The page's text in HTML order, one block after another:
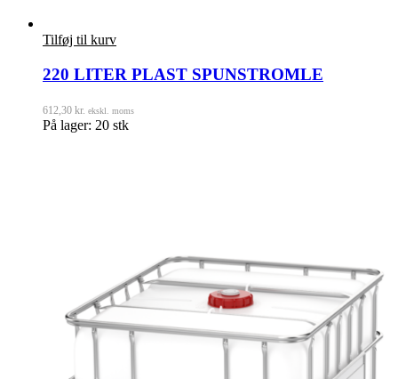
Tilføj til kurv
220 LITER PLAST SPUNSTROMLE
612,30 kr. ekskl. moms
På lager: 20 stk